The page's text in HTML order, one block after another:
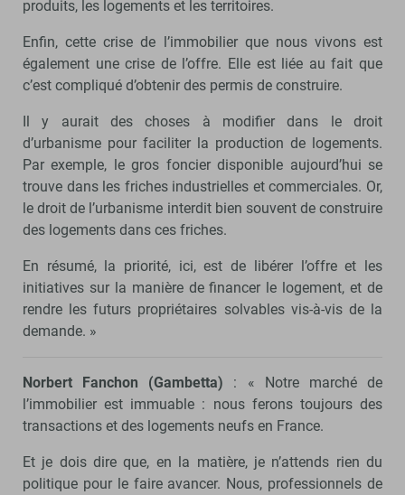
produits, les logements et les territoires.
Enfin, cette crise de l’immobilier que nous vivons est
également une crise de l’offre. Elle est liée au fait que
c’est compliqué d’obtenir des permis de construire.
Il y aurait des choses à modifier dans le droit
d’urbanisme pour faciliter la production de logements.
Par exemple, le gros foncier disponible aujourd’hui se
trouve dans les friches industrielles et commerciales. Or,
le droit de l’urbanisme interdit bien souvent de construire
des logements dans ces friches.
En résumé, la priorité, ici, est de libérer l’offre et les
initiatives sur la manière de financer le logement, et de
rendre les futurs propriétaires solvables vis-à-vis de la
demande. »
Norbert Fanchon (Gambetta) : « Notre marché de
l’immobilier est immuable : nous ferons toujours des
transactions et des logements neufs en France.
Et je dois dire que, en la matière, je n’attends rien du
politique pour le faire avancer. Nous, professionnels de